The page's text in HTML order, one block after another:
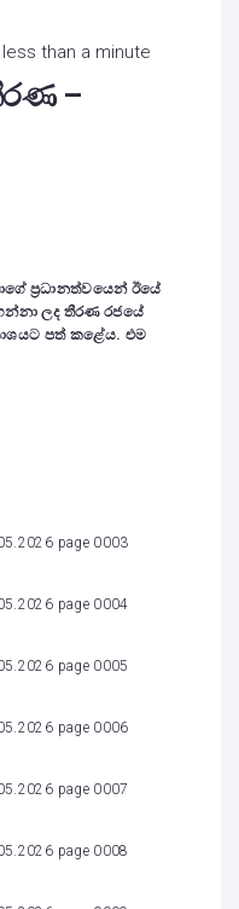
than a minute
–
ප්‍රධානත්වයෙන් ඊයේ
ලද තීරණ රජයේ
පත් කළේය. එම